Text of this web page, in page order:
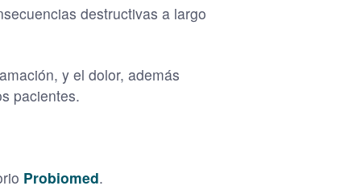
destructivas a largo
y el dolor, además
pacientes.
Probiomed.